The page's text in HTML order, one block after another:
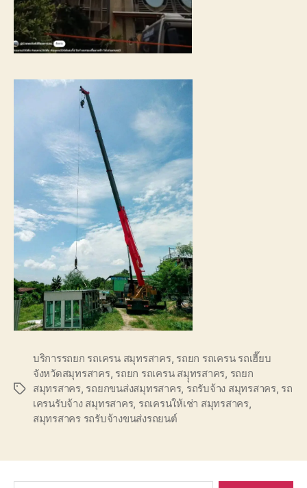
Tags
บริการรถยก รถเครน สมุทรสาคร, รถยก รถเครน รถเฮี๊ยบ
จังหวัดสมุทรสาคร, รถยก รถเครน สมุุทรสาคร, รถยก
สมุทรสาคร, รถยกขนส่งสมุทรสาคร, รถรับจ้าง สมุทรสาคร, รถ
เครนรับจ้าง สมุทรสาคร, รถเครนให้เช่า สมุทรสาคร,
สมุทรสาคร รถรับจ้างขนส่งรถยนต์